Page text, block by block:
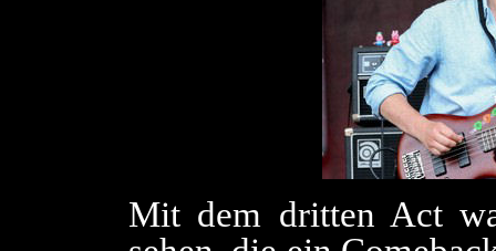
Mit dem dritten Act